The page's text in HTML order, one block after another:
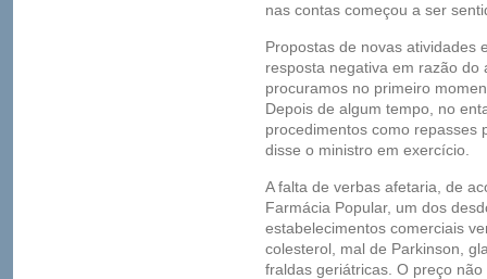
nas contas começou a ser
Propostas de novas atividades
resposta negativa em razão do
procuramos no primeiro
Depois de algum tempo, no
procedimentos como repasses
disse o ministro em exercício.
A falta de verbas afetaria, de
Farmácia Popular, um dos
estabelecimentos comerciais
colesterol, mal de Parkinson,
fraldas geriátricas. O preço